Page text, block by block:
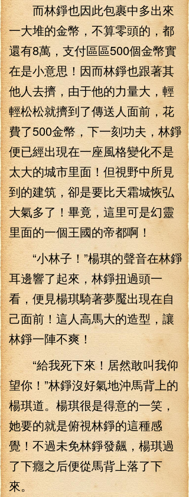
而林錚也因此包裹中多出來
一大堆的金幣，不算零頭的，都
還有8萬，支付區區500個金幣實
在是小意思！因而林錚也跟著其
他人去擠，由于他的力量大，輕
輕松松就擠到了傳送人面前，花
費了500金幣，下一刻功夫，林錚
便已經出現在一座風格變化不是
太大的城市里面！但視野中所見
到的建筑，卻是要比天霜城恢弘
大氣多了！畢竟，這里可是幻靈
里面的一個王國的帝都啊！
“小林子！”楊琪的聲音在林錚
耳邊響了起來，林錚扭過頭一
看，便見楊琪騎著夢魘出現在自
己面前！這人高馬大的造型，讓
林錚一陣不爽！
“給我死下來！居然敢叫我仰
望你！”林錚沒好氣地沖馬背上的
楊琪道。楊琪很是得意的一笑，
她要的就是俯視林錚的這種感
覺！不過未免林錚發飆，楊琪過
了下癮之后便從馬背上落了下
來。